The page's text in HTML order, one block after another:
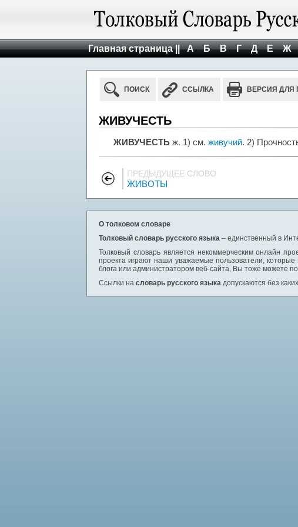
Главная страница || А Б В Г Д Е Ж
ПОИСК ССЫЛКА ВЕРСИЯ ДЛЯ
ЖИВУЧЕСТЬ
ЖИВУЧЕСТЬ ж. 1) см. живучий. 2)
ПРЕДЫДУЩЕЕ СЛОВО
ЖИВОТЫ
О толковом словаре
Толковый словарь русского языка – единственный в
Толковый словарь является некоммерческим онлайн
проекта играют наши уважаемые пользователи,
блога или администратором веб-сайта, Вы тоже можете
Ссылки на словарь русского языка допускаются без